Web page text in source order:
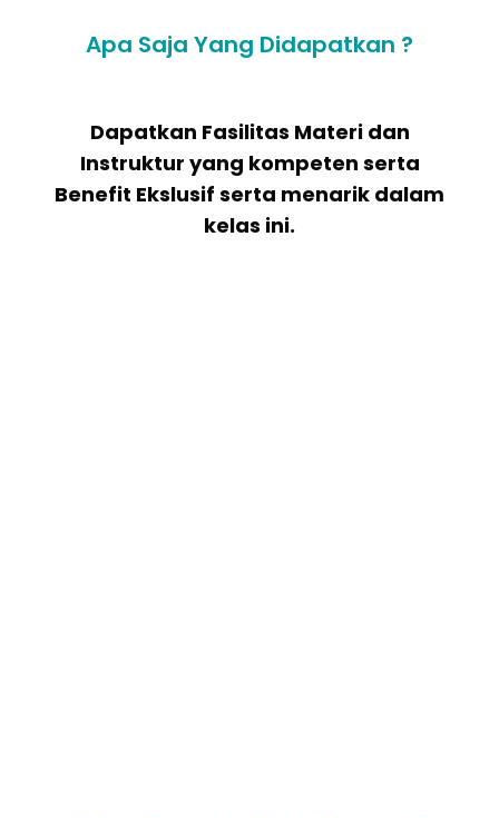
Apa Saja Yang Didapatkan ?
Dapatkan Fasilitas Materi dan
Instruktur yang kompeten serta
Benefit Ekslusif serta menarik dalam
kelas ini.